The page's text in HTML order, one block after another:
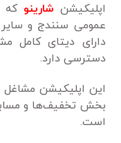
اپلیکیشن شارینو که
عمومی سنندج و
دارای دیتای کامل
دسترسی دارد.
این اپلیکیشن مشاغل
بخش تخفیف‌ها و
است.